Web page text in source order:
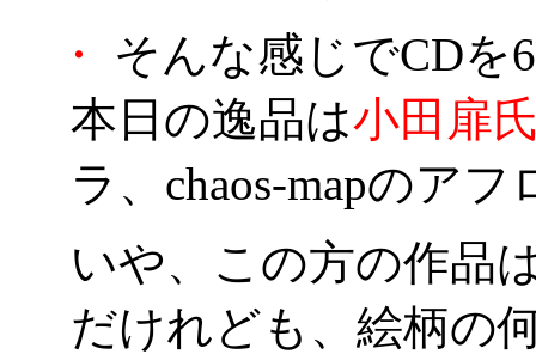
・
そんな感じでCDを
本日の逸品は小田扉
ラ、 chaos-mapのア
いや、この方の作品
だけれども、絵柄の